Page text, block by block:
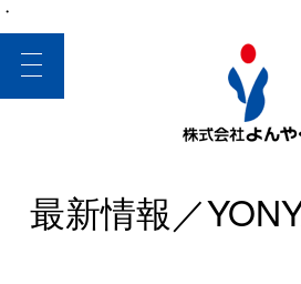
・
toggle
navigation
最新情報／